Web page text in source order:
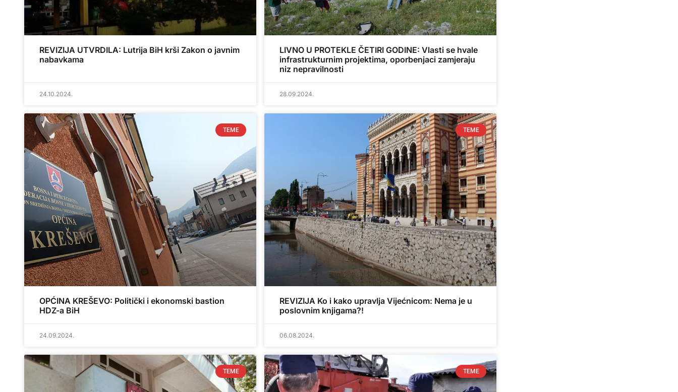
REVIZIJA UTVRDILA: Lutrija BiH krši Zakon o javnim
nabavkama
24.10.2024.
LIVNO U PROTEKLE ČETIRI GODINE: Vlasti se hvale
infrastrukturnim projektima, oporbenjaci zamjeraju
niz nepravilnosti
28.09.2024.
TEME
OPĆINA KREŠEVO: Politički i ekonomski bastion
HDZ-a BiH
24.09.2024.
TEME
REVIZIJA Ko i kako upravlja Vijećnicom: Nema je u
poslovnim knjigama?!
06.08.2024.
TEME TEME